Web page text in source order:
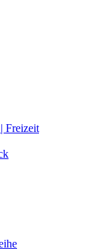
Freizeit